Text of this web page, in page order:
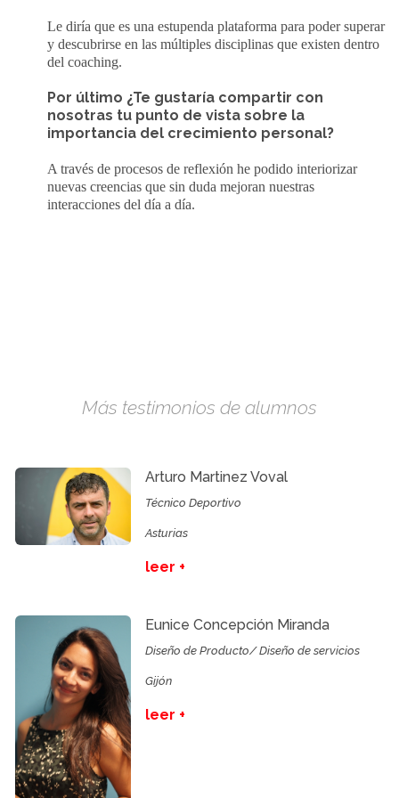
Le diría que es una estupenda plataforma para poder superar
y descubrirse en las múltiples disciplinas que existen dentro
del coaching.
Por último ¿Te gustaría compartir con
nosotras tu punto de vista sobre la
importancia del crecimiento personal?
A través de procesos de reflexión he podido interiorizar
nuevas creencias que sin duda mejoran nuestras
interacciones del día a día.
Más testimonios de alumnos
Arturo Martinez Voval
Técnico Deportivo
Asturias
leer +
Eunice Concepción Miranda
Diseño de Producto/ Diseño de servicios
Gijón
leer +